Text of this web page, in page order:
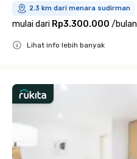
2.3 km dari menara sudirman
mulai dari Rp3.300.000 /bulan
Lihat info lebih banyak